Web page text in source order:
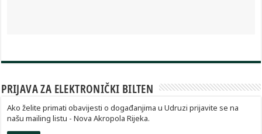
PRIJAVA ZA ELEKTRONIČKI BILTEN
Ako želite primati obavijesti o događanjima u Udruzi prijavite se na
našu mailing listu - Nova Akropola Rijeka.